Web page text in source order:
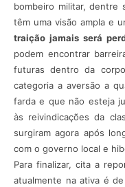
bombeiro militar, dentre
têm uma visão ampla e
traição jamais será
podem encontrar
futuras dentro da
categoria a aversão a
farda e que não esteja
às reivindicações da
surgiram agora após
com o governo local e
Para finalizar, cita a
atualmente na ativa é